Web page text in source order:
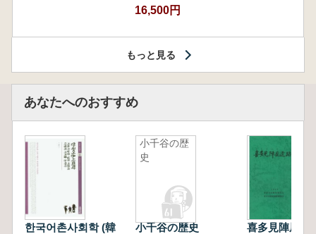
16,500円
もっと見る
あなたへのおすすめ
한국어촌사회학 (韓
小千谷の歴
史
小千谷の歴史 喜多見陣屋遺